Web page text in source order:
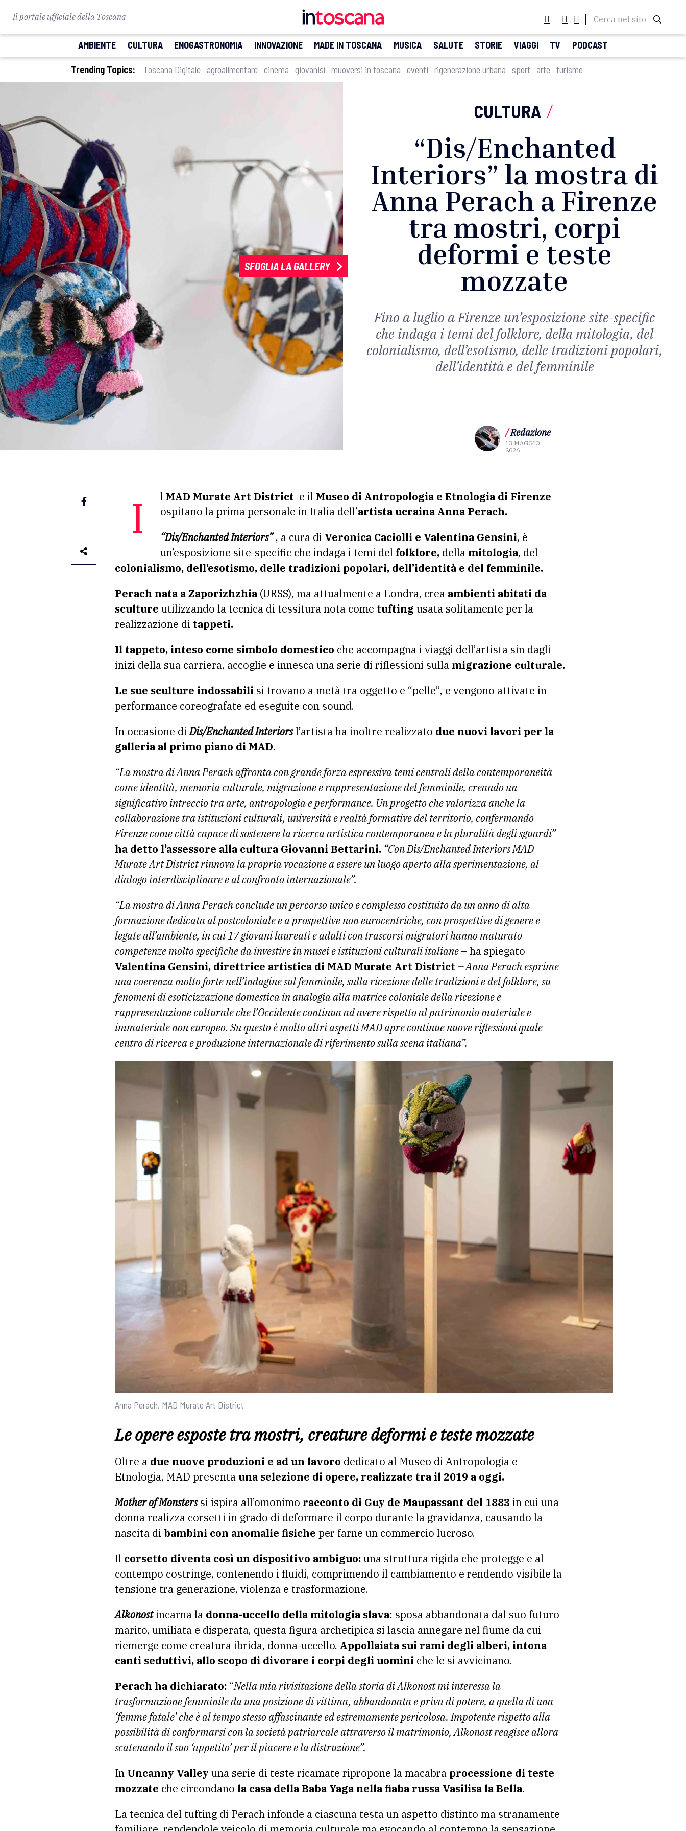
Il portale ufficiale della Toscana Cerca nel sito
AMBIENTE CULTURA ENOGASTRONOMIA INNOVAZIONE MADE IN TOSCANA MUSICA SALUTE STORIE VIAGGI TV PODCAST
Trending Topics: Toscana Digitale agroalimentare cinema giovanisì muoversi in toscana eventi rigenerazione urbana sport arte turismo
SFOGLIA LA GALLERY
CULTURA /
“Dis/Enchanted
Interiors” la mostra di
Anna Perach a Firenze
tra mostri, corpi
deformi e teste
mozzate
Fino a luglio a Firenze un’esposizione site-specific
che indaga i temi del folklore, della mitologia, del
colonialismo, dell’esotismo, delle tradizioni popolari,
dell’identità e del femminile
/Redazione
13 MAGGIO
2026
Il MAD Murate Art District e il Museo di Antropologia e Etnologia di Firenze
ospitano la prima personale in Italia dell’artista ucraina Anna Perach.
“Dis/Enchanted Interiors”, a cura di Veronica Caciolli e Valentina Gensini, è
un’esposizione site-specific che indaga i temi del folklore, della mitologia, del
colonialismo, dell’esotismo, delle tradizioni popolari, dell’identità e del femminile.
Perach nata a Zaporizhzhia (URSS), ma attualmente a Londra, crea ambienti abitati da
sculture utilizzando la tecnica di tessitura nota come tufting usata solitamente per la
realizzazione di tappeti.
Il tappeto, inteso come simbolo domestico che accompagna i viaggi dell’artista sin dagli
inizi della sua carriera, accoglie e innesca una serie di riflessioni sulla migrazione culturale.
Le sue sculture indossabili si trovano a metà tra oggetto e “pelle”, e vengono attivate in
performance coreografate ed eseguite con sound.
In occasione diDis/Enchanted Interiorsl’artista ha inoltre realizzato due nuovi lavori per la
galleria al primo piano di MAD.
“La mostra di Anna Perach affronta con grande forza espressiva temi centrali della contemporaneità
come identità, memoria culturale, migrazione e rappresentazione del femminile, creando un
significativo intreccio tra arte, antropologia e performance. Un progetto che valorizza anche la
collaborazione tra istituzioni culturali, università e realtà formative del territorio, confermando
Firenze come città capace di sostenere la ricerca artistica contemporanea e la pluralità degli sguardi”
ha detto l’assessore alla cultura Giovanni Bettarini. “Con Dis/Enchanted Interiors MAD
Murate Art District rinnova la propria vocazione a essere un luogo aperto alla sperimentazione, al
dialogo interdisciplinare e al confronto internazionale”.
“La mostra di Anna Perach conclude un percorso unico e complesso costituito da un anno di alta
formazione dedicata al postcoloniale e a prospettive non eurocentriche, con prospettive di genere e
legate all’ambiente, in cui 17 giovani laureati e adulti con trascorsi migratori hanno maturato
competenze molto specifiche da investire in musei e istituzioni culturali italiane– ha spiegato
Valentina Gensini, direttrice artistica di MAD Murate Art District –Anna Perach esprime
una coerenza molto forte nell’indagine sul femminile, sulla ricezione delle tradizioni e del folklore, su
fenomeni di esoticizzazione domestica in analogia alla matrice coloniale della ricezione e
rappresentazione culturale che l’Occidente continua ad avere rispetto al patrimonio materiale e
immateriale non europeo. Su questo è molto altri aspetti MAD apre continue nuove riflessioni quale
centro di ricerca e produzione internazionale di riferimento sulla scena italiana”.
Anna Perach, MAD Murate Art District
Le opere esposte tra mostri, creature deformi e teste mozzate
Oltre a due nuove produzioni e ad un lavoro dedicato al Museo di Antropologia e
Etnologia, MAD presentauna selezione di opere, realizzate tra il 2019 a oggi.
Mother of Monsterssi ispira all’omonimo racconto di Guy de Maupassant del 1883 in cui una
donna realizza corsetti in grado di deformare il corpo durante la gravidanza, causando la
nascita di bambini con anomalie fisiche per farne un commercio lucroso.
Il corsetto diventa così un dispositivo ambiguo:una struttura rigida che protegge e al
contempo costringe, contenendo i fluidi, comprimendo il cambiamento e rendendo visibile la
tensione tra generazione, violenza e trasformazione.
Alkonostincarna la donna-uccello della mitologia slava: sposa abbandonata dal suo futuro
marito, umiliata e disperata, questa figura archetipica si lascia annegare nel fiume da cui
riemerge come creatura ibrida, donna-uccello. Appollaiata sui rami degli alberi, intona
canti seduttivi, allo scopo di divorare i corpi degli uomini che le si avvicinano.
Perach ha dichiarato: “Nella mia rivisitazione della storia di Alkonost mi interessa la
trasformazione femminile da una posizione di vittima, abbandonata e priva di potere, a quella di una
‘femme fatale’ che è al tempo stesso affascinante ed estremamente pericolosa. Impotente rispetto alla
possibilità di conformarsi con la società patriarcale attraverso il matrimonio, Alkonost reagisce allora
scatenando il suo ‘appetito’ per il piacere e la distruzione”.
In Uncanny Valley una serie di teste ricamate ripropone la macabra processione di teste
mozzate che circondano la casa della Baba Yaga nella fiaba russa Vasilisa la Bella.
La tecnica del tufting di Perach infonde a ciascuna testa un aspetto distinto ma stranamente